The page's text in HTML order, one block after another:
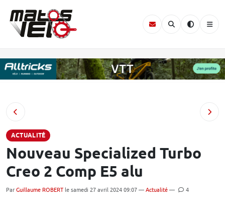
ACTUALITÉ
Nouveau Specialized Turbo
Creo 2 Comp E5 alu
Par Guillaume ROBERT le samedi 27 avril 2024 09:07 — Actualité — 4